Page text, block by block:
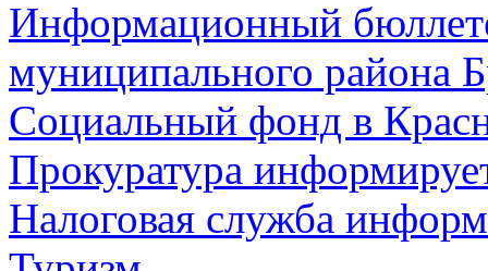
Информационный
муниципального района
Социальный фонд в
Прокуратура
Налоговая служба